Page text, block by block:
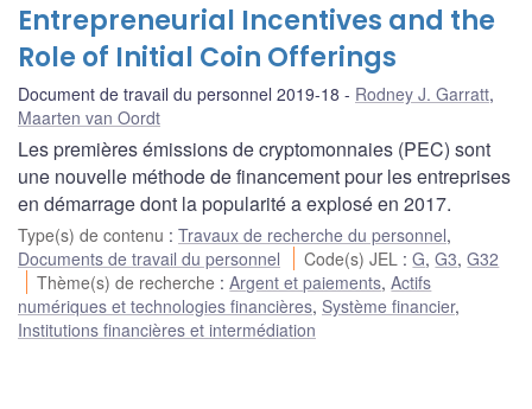
Entrepreneurial Incentives and the
Role of Initial Coin Offerings
Document de travail du personnel 2019-18 Rodney J. Garratt,
Maarten van Oordt
Les premières émissions de cryptomonnaies (PEC) sont
une nouvelle méthode de financement pour les entreprises
en démarrage dont la popularité a explosé en 2017.
Type(s) de contenu : Travaux de recherche du personnel,
Documents de travail du personnel
Code(s) JEL :G,G3,G32
Thème(s) de recherche :Argent et paiements,Actifs
numériques et technologies financières, Système financier,
Institutions financières et intermédiation